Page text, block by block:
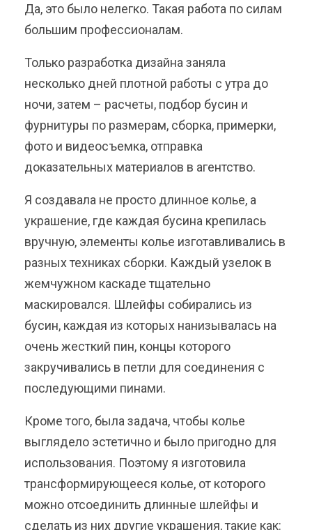
Да, это было нелегко. Такая работа по силам
большим профессионалам.
Только разработка дизайна заняла
несколько дней плотной работы с утра до
ночи, затем – расчеты, подбор бусин и
фурнитуры по размерам, сборка, примерки,
фото и видеосъемка, отправка
доказательных материалов в агентство.
Я создавала не просто длинное колье, а
украшение, где каждая бусина крепилась
вручную, элементы колье изготавливались в
разных техниках сборки. Каждый узелок в
жемчужном каскаде тщательно
маскировался. Шлейфы собирались из
бусин, каждая из которых нанизывалась на
очень жесткий пин, концы которого
закручивались в петли для соединения с
последующими пинами.
Кроме того, была задача, чтобы колье
выглядело эстетично и было пригодно для
использования. Поэтому я изготовила
трансформирующееся колье, от которого
можно отсоединить длинные шлейфы и
сделать из них другие украшения, такие как: